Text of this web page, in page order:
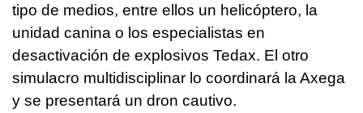
tipo de medios, entre ellos un helicóptero, la
unidad canina o los especialistas en
desactivación de explosivos Tedax. El otro
simulacro multidisciplinar lo coordinará la Axega
y se presentará un dron cautivo.